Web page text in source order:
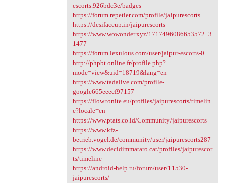
escorts.926bdc3e/badges
https://forum.repetier.com/profile/jaipurescorts
https://desifaceup.in/jaipurescorts
https://www.wowonder.xyz/1717496086653572_3
1477
https://forum.lexulous.com/user/jaipur-escorts-0
http://phpbt.online.fr/profile.php?
mode=view&uid=18719&lang=en
https://www.tadalive.com/profile-
google665eeecf97157
https://flow.tonite.eu/profiles/jaipurescorts/timelin
e?locale=en
https://www.ptats.co.id/Community/jaipurescorts
https://www.kfz-
betrieb.vogel.de/community/user/jaipurescorts287
https://www.decidimmataro.cat/profiles/jaipurescor
ts/timeline
https://android-help.ru/forum/user/11530-
jaipurescorts/